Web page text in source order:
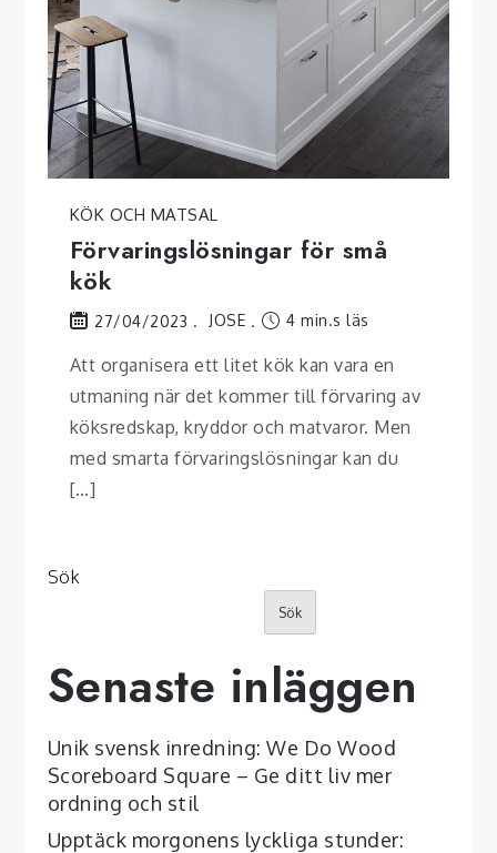
KÖK OCH MATSAL
Förvaringslösningar för små
kök
27/04/2023 JOSE 4 min.s läs
Att organisera ett litet kök kan vara en
utmaning när det kommer till förvaring av
köksredskap, kryddor och matvaror. Men
med smarta förvaringslösningar kan du
[…]
Sök
Sök
Senaste inläggen
Unik svensk inredning: We Do Wood
Scoreboard Square – Ge ditt liv mer
ordning och stil
Upptäck morgonens lyckliga stunder: